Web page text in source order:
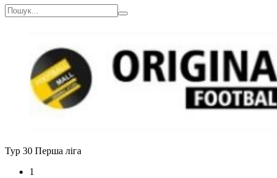
Тур 30 Перша ліга
1